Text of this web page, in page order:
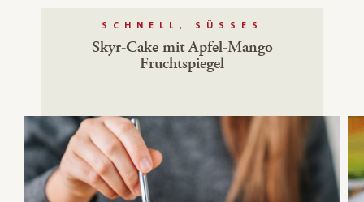
SCHNELL, SÜSSES
Skyr-Cake mit Apfel-Mango
Fruchtspiegel